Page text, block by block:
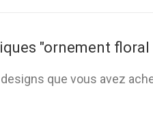
"ornement
que vous avez